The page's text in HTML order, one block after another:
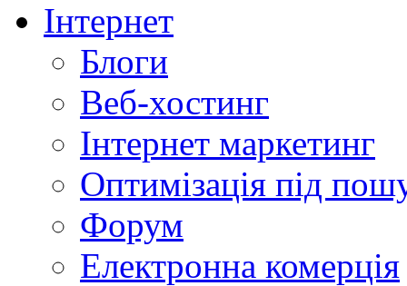
Інтернет
Блоги
Веб-хостинг
Інтернет маркетинг
Оптимізація під
Форум
Електронна комерція